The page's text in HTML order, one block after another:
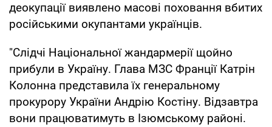
деокупації виявлено масові поховання вбитих
російськими окупантами українців.
"Слідчі Національної жандармерії щойно
прибули в Україну. Глава МЗС Франції Катрін
Колонна представила їх генеральному
прокурору України Андрію Костіну. Відзавтра
вони працюватимуть в Ізюмському районі.